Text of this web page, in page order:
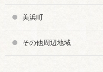
美浜町
その他周辺地域